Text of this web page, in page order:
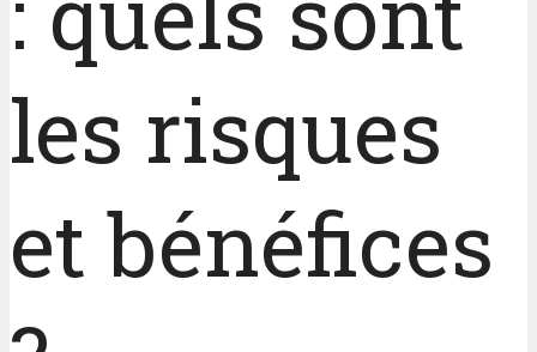
les risques
et bénéfices